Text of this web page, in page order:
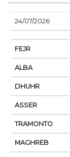
24/07/2026